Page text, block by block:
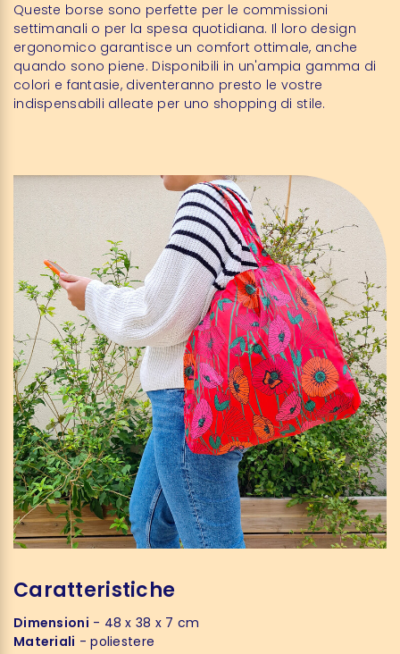
Queste borse sono perfette per le commissioni
settimanali o per la spesa quotidiana. Il loro design
ergonomico garantisce un comfort ottimale, anche
quando sono piene. Disponibili in un'ampia gamma di
colori e fantasie, diventeranno presto le vostre
indispensabili alleate per uno shopping di stile.
Caratteristiche
Dimensioni - 48 x 38 x 7 cm
Materiali - poliestere